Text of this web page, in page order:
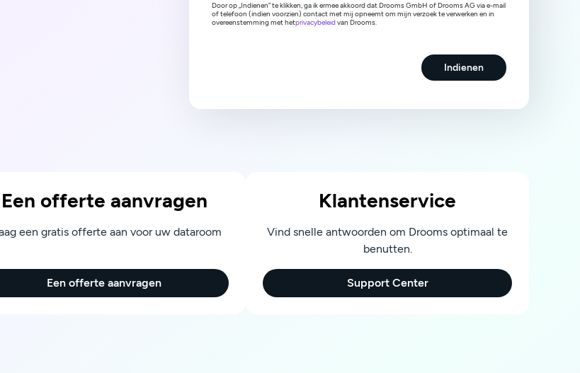
Door op „Indienen” te klikken, ga ik ermee akkoord dat Drooms GmbH of Drooms AG via e-mail
of telefoon (indien voorzien) contact met mij opneemt om mijn verzoek te verwerken en in
overeenstemming met hetprivacybeleidvan Drooms.
Indienen
Een offerte aanvragen
een gratis offerte aan voor uw dataroom
Een offerte aanvragen
Klantenservice
Vind snelle antwoorden om Drooms optimaal te
benutten.
Support Center